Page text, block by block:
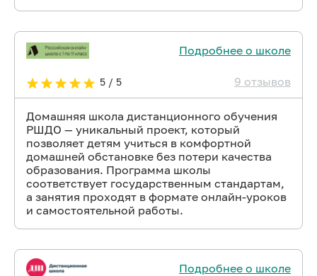
Подробнее о школе
5 / 5 9 отзывов
Домашняя школа дистанционного обучения
РШДО — уникальный проект, который
позволяет детям учиться в комфортной
домашней обстановке без потери качества
образования. Программа школы
соответствует государственным стандартам,
а занятия проходят в формате онлайн-уроков
и самостоятельной работы.
Подробнее о школе